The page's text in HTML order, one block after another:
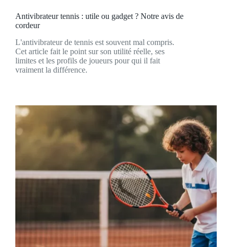
Antivibrateur tennis : utile ou gadget ? Notre avis de
cordeur
L'antivibrateur de tennis est souvent mal compris.
Cet article fait le point sur son utilité réelle, ses
limites et les profils de joueurs pour qui il fait
vraiment la différence.